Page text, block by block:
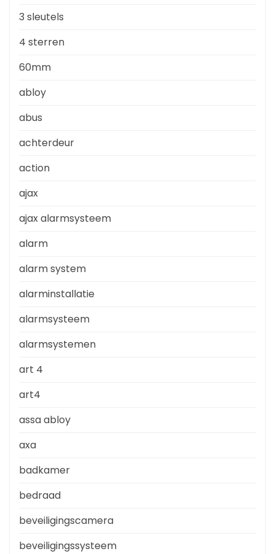
3 sleutels
4 sterren
60mm
abloy
abus
achterdeur
action
ajax
ajax alarmsysteem
alarm
alarm system
alarminstallatie
alarmsysteem
alarmsystemen
art 4
art4
assa abloy
axa
badkamer
bedraad
beveiligingscamera
beveiligingssysteem